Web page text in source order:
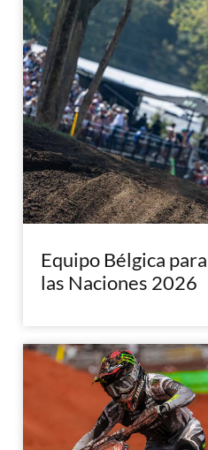
Equipo Bélgica
las Naciones 2026